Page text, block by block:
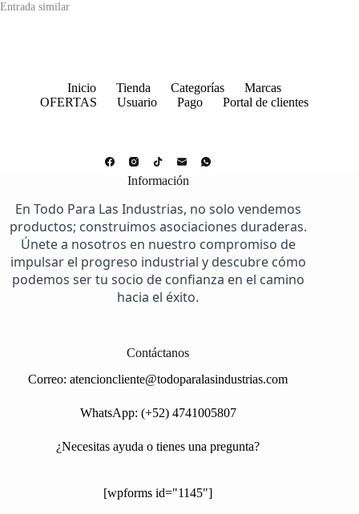
Entrada similar
Inicio Tienda Categorías
Marcas
OFERTAS
Usuario Pago Portal de clientes
Información
En Todo Para Las Industrias, no solo vendemos
productos; construimos asociaciones duraderas.
Únete a nosotros en nuestro compromiso de
impulsar el progreso industrial y descubre cómo
podemos ser tu socio de confianza en el camino
hacia el éxito.
Contáctanos
Correo:atencioncliente@todoparalasindustrias.com
WhatsApp: (+52) 4741005807
¿Necesitas ayuda o tienes una pregunta?
[wpforms id="1145"]